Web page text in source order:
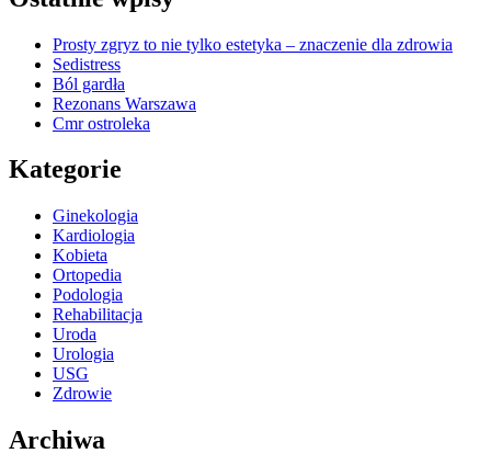
Prosty zgryz to nie tylko estetyka – znaczenie dla zdrowia
Sedistress
Ból gardła
Rezonans Warszawa
Cmr ostroleka
Kategorie
Ginekologia
Kardiologia
Kobieta
Ortopedia
Podologia
Rehabilitacja
Uroda
Urologia
USG
Zdrowie
Archiwa